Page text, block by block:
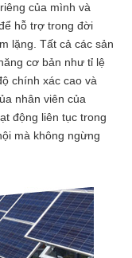
của mình và
hỗ trợ trong đời
lặng. Tất cả các sản
cơ bản như tỉ lệ
chính xác cao và
nhân viên của
động liên tục trong
mà không ngừng